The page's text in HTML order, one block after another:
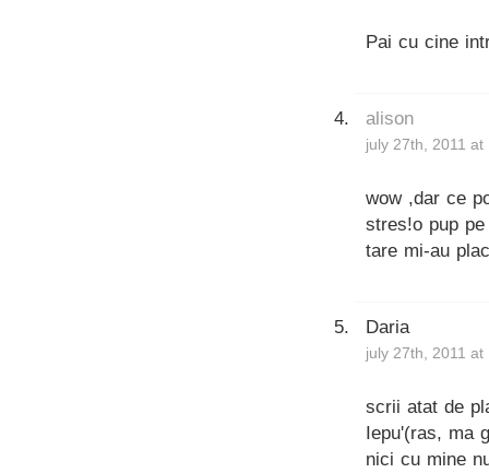
Pai cu cine
alison
july 27th, 2011 at
wow ,dar ce
stres!o pup
tare mi-au
Daria
july 27th, 2011 at
scrii atat de
Iepu'(ras, ma
nici cu mine